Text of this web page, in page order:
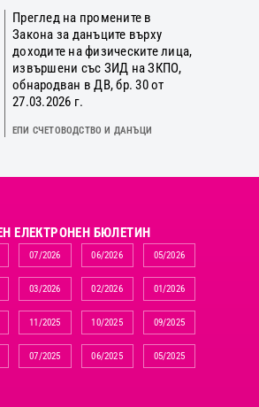
Преглед на промените в
Закона за данъците върху
доходите на физическите лица,
извършени със ЗИД на ЗКПО,
обнародван в ДВ, бр. 30 от
27.03.2026 г.
ЕПИ СЧЕТОВОДСТВО И ДАНЪЦИ
ЕЛЕКТРОНЕН БЮЛЕТИН
07/2026 06/2026 05/2026
03/2026 02/2026 01/2026
11/2025 10/2025 09/2025
07/2025 06/2025 05/2025